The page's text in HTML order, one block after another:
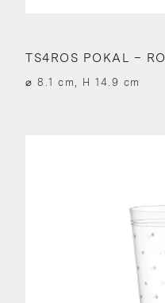
TS4ROS POKAL –
⌀ 8.1 cm, H 14.9 cm